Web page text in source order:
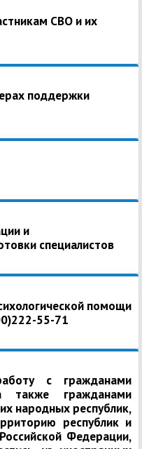
СВО и их
поддержки
и
специалистов
помощи
55-71
с гражданами
также гражданами
народных республик,
республик и
Федерации,